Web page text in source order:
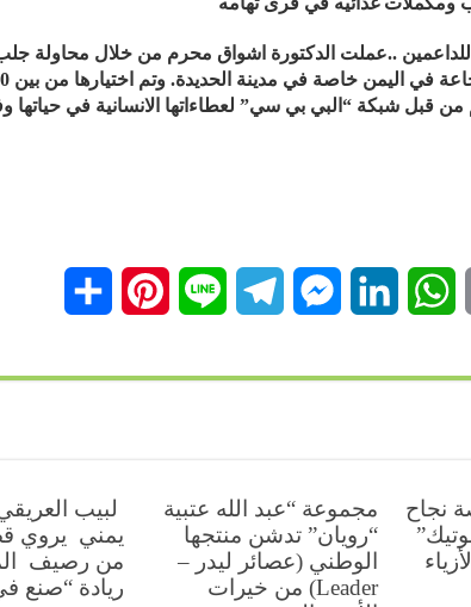
..عملت الدكتورة اشواق محرم من خلال محاولة جلب
من قبل شبكة “البي بي سي” لعطاءاتها الانسانية في حياتها
a
W
a
n
M
s
n
l
r
a
n
n
e
ر
نجاح
مجموعة “عبد الله عتبية
“رويان” تدشن منتجها
الوطني (عصائر ليدر –
Leader) من خيرات
لبيب
يمني يروي
من رصيف
ريادة “صنع